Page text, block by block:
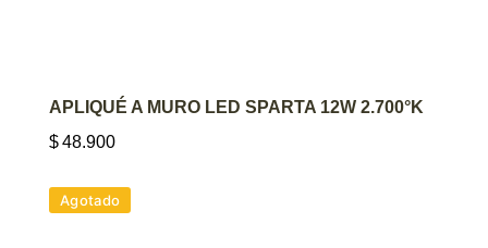
AGREGAR AL CARRITO
APLIQUÉ A MURO LED SPARTA 12W 2.700°K
$48.900
Agotado